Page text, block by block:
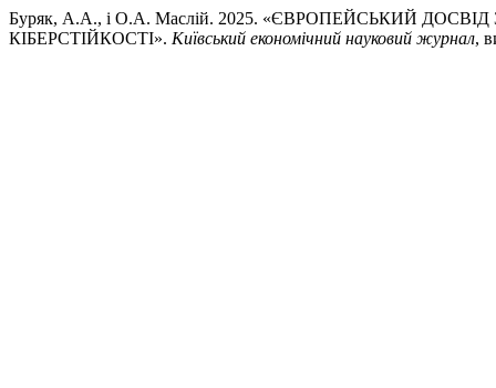
Буряк, А.А., і О.А. Маслій. 2025. «ЄВРОПЕЙСЬКИЙ
КІБЕРСТІЙКОСТІ». Київський економічний науковий журнал,